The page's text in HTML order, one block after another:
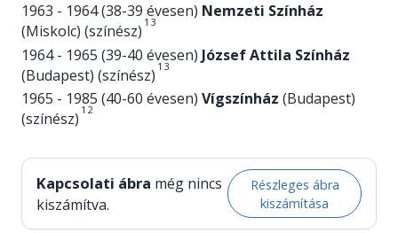
1963 - 1964 (38-39 évesen) Nemzeti Színház
(Miskolc) (színész) 1 3
1964 - 1965 (39-40 évesen) József Attila Színház
(Budapest) (színész) 1 3
1965 - 1985 (40-60 évesen) Vígszínház (Budapest)
(színész) 1 2
Kapcsolati ábra még nincs
kiszámítva.
Részleges ábra
kiszámítása